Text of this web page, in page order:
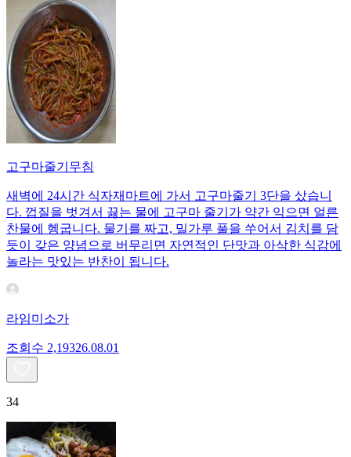
고구마줄기무침
새벽에 24시간 식자재마트에 가서 고구마줄기 3단을 샀습니
다. 껍질을 벗겨서 끓는 물에 고구마 줄기가 약간 익으면 얼른
찬물에 헹굽니다. 물기를 짜고, 밀가루 풀을 쑤어서 김치를 담
듯이 갖은 양념으로 버무리면 자연적인 단맛과 아삭한 식감에
놀라는 맛있는 반찬이 됩니다.
라임미소가
조회수 2,19326.08.01
34